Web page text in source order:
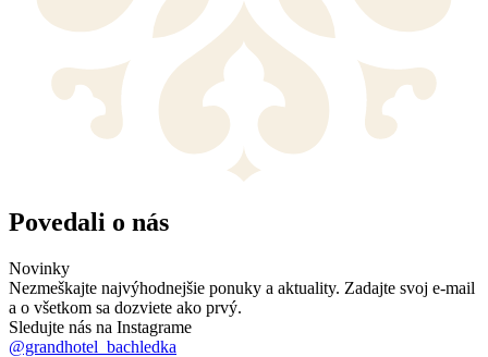
Povedali o nás
Novinky
Nezmeškajte najvýhodnejšie ponuky a aktuality. Zadajte svoj e-mail
a o všetkom sa dozviete ako prvý.
Sledujte nás na Instagrame
@grandhotel_bachledka